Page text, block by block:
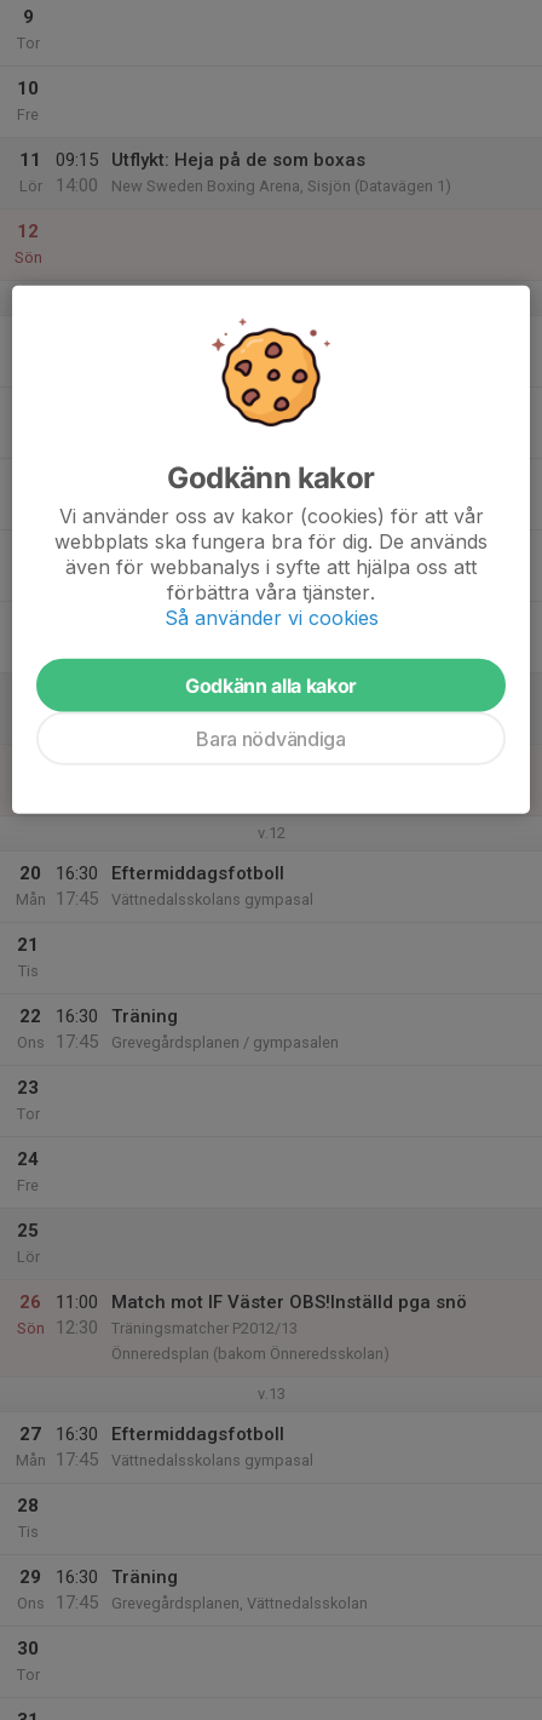
9
Tor
10
Fre
11
Lör
09:15
14:00
Utflykt: Heja på de som boxas
New Sweden Boxing Arena, Sisjön (Datavägen 1)
12
Sön
Eftermiddagsfotboll
Vättnedalsskolans gympasal
17:45
Träning (Ute!)
Grevegårdsplanen, Vättnedalsskolan
18 Träning (Inne eller ute)
v.12
20
Mån
16:30
17:45
Eftermiddagsfotboll
Vättnedalsskolans gympasal
21
Tis
22
Ons
16:30
17:45
Träning
Grevegårdsplanen / gympasalen
23
Tor
24
Fre
25
Lör
26
Sön
11:00
12:30
Match mot IF Väster OBS!Inställd pga snö
Träningsmatcher P2012/13
Önneredsplan (bakom Önneredsskolan)
v.13
27
Mån
16:30
17:45
Eftermiddagsfotboll
Vättnedalsskolans gympasal
28
Tis
29
Ons
16:30
17:45
Träning
Grevegårdsplanen, Vättnedalsskolan
30
Tor
Godkänn kakor
Vi använder oss av kakor (cookies) för att vår
webbplats ska fungera bra för dig. De används
även för webbanalys i syfte att hjälpa oss att
förbättra våra tjänster.
Så använder vi cookies
Godkänn alla kakor
Bara nödvändiga